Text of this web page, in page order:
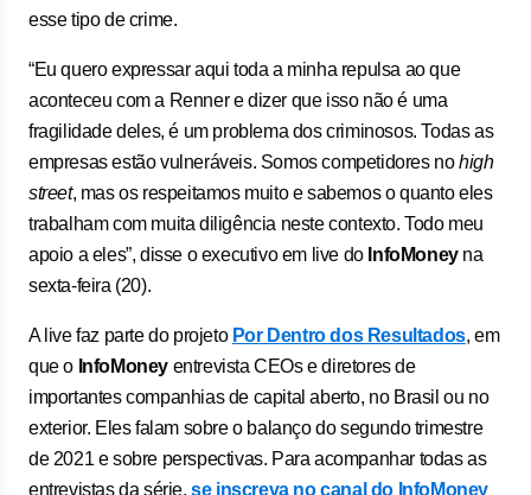
esse tipo de crime.
“Eu quero expressar aqui toda a minha repulsa ao que
aconteceu com a Renner e dizer que isso não é uma
fragilidade deles, é um problema dos criminosos. Todas as
empresas estão vulneráveis. Somos competidores nohigh
street, mas os respeitamos muito e sabemos o quanto eles
trabalham com muita diligência neste contexto. Todo meu
apoio a eles”, disse o executivo em live do InfoMoneyna
sexta-feira (20).
A live faz parte do projeto Por Dentro dos Resultados, em
que o InfoMoney entrevista CEOs e diretores de
importantes companhias de capital aberto, no Brasil ou no
exterior. Eles falam sobre o balanço do segundo trimestre
de 2021 e sobre perspectivas. Para acompanhar todas as
entrevistas da série,se inscreva no canal do InfoMoney